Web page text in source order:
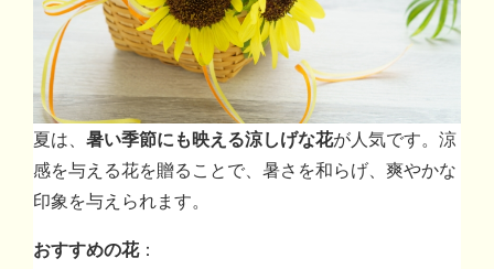
夏は、 暑い季節にも映える涼しげな花が人気です。涼
感を与える花を贈ることで、暑さを和らげ、爽やかな
印象を与えられます。
おすすめの花：